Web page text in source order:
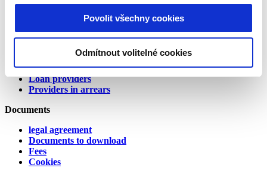
Povolit všechny cookies
Odmítnout volitelné cookies
Career
Investing
How it works
Security, liquidity and investment strategies
Loan providers
Providers in arrears
Documents
legal agreement
Documents to download
Fees
Cookies